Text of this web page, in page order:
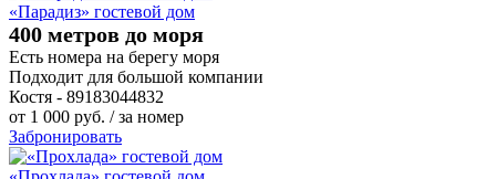
«Парадиз» гостевой дом
400 метров до моря
Есть номера на берегу моря
Подходит для большой компании
Костя - 89183044832
от 1 000 руб. / за номер
Забронировать